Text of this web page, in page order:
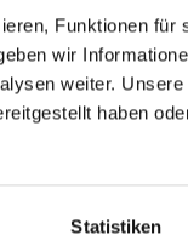
Funktionen für
wir
weiter.
haben
Statistiken
packpack.de GmbH,